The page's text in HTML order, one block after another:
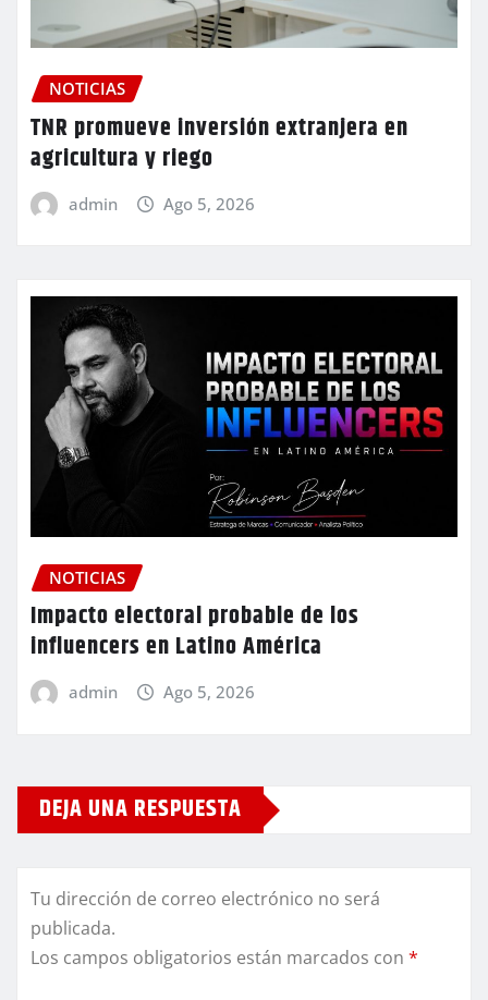
NOTICIAS
TNR promueve inversión extranjera en
agricultura y riego
admin Ago 5, 2026
NOTICIAS
Impacto electoral probable de los
influencers en Latino América
admin Ago 5, 2026
DEJA UNA RESPUESTA
Tu dirección de correo electrónico no será
publicada.
Los campos obligatorios están marcados con *